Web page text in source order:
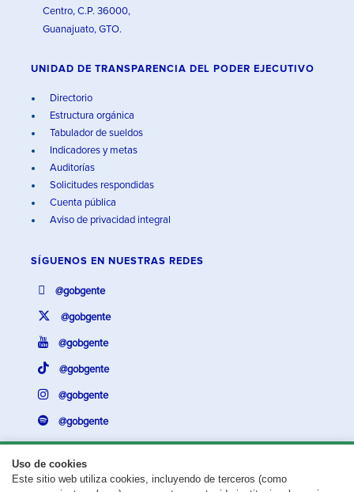
Uso de cookies
Este sitio web utiliza cookies, incluyendo de terceros (como
Centro, C.P. 36000,
Guanajuato, GTO.
UNIDAD DE TRANSPARENCIA DEL PODER EJECUTIVO
Directorio
Estructura orgánica
Tabulador de sueldos
Indicadores y metas
Auditorías
Solicitudes respondidas
Cuenta pública
Aviso de privacidad integral
SÍGUENOS EN NUESTRAS REDES
@gobgente
@gobgente
@gobgente
@gobgente
@gobgente
@gobgente
¿Existe algún problema con esta página?Repórtalo aquí.